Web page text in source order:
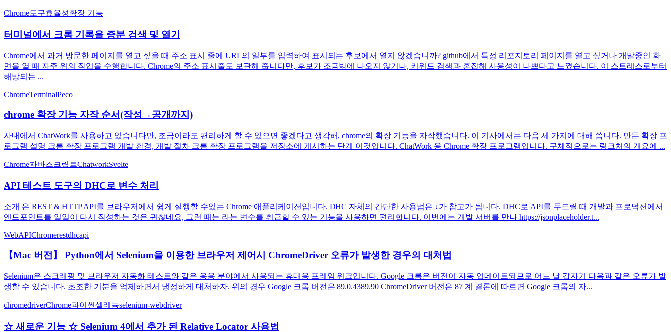
Chrome도구효율성확장 기능
터미널에서 크롬 기록을 증분 검색 및 열기
Chrome에서 과거 방문한 페이지를 열고 싶을 때 주소 표시 줄에 URL의 일부를 입력하여 표시되는 후보에서 열지 않겠습니까? github에서 특정 리포지토리 페이지를 열고 싶거나 개발중인 화
면을 열 때 자주 위의 작업을 수행합니다. Chrome의 주소 표시줄도 보관해 줍니다만, 후보가 조금밖에 나오지 않거나, 키워드 검색과 혼잡해 사용성이 나쁘다고 느꼈습니다. 이 스트레스로부터
해방되는 ...
ChromeTerminalPeco
chrome 확장 기능 자작 순서(작성→공개까지)
사내에서 ChatWork를 사용하고 있습니다만, 조금이라도 편리하게 할 수 있으면 좋겠다고 생각해, chrome의 확장 기능을 자작했습니다. 이 기사에서는 다음 세 가지에 대해 씁니다. 만든 확장 프
로그램 설명 크롬 확장 프로그램 개발 환경, 개발 절차 크롬 확장 프로그램을 저장소에 게시하는 단계 이것입니다. ChatWork 용 Chrome 확장 프로그램입니다. 구체적으로는 링크처의 개요에 ...
Chrome자바스크립트ChatworkSvelte
API 테스트 도구의 DHC로 변수 처리
소개 은 REST & HTTP API를 브라우저에서 쉽게 실행할 수있는 Chrome 애플리케이션입니다. DHC 자체의 간단한 사용법은 ↓가 참고가 됩니다. DHC로 API를 두드릴 때 개발과 프로덕션에서
엔드포인트를 일일이 다시 작성하는 것은 귀찮네요, 그런 때는 라는 변수를 취급할 수 있는 기능을 사용하면 편리합니다. 이번에는 개발 서버를 만나 https://jsonplaceholder.t...
WebAPIChromerestdhcapi
【Mac 버전】 Python에서 Selenium을 이용한 브라우저 제어시 ChromeDriver 오류가 발생한 경우의 대처법
Selenium은 스크래핑 및 브라우저 자동화 테스트와 같은 응용 분야에서 사용되는 휴대용 프레임 워크입니다. Google 크롬은 버전이 자동 업데이트되므로 어느 날 갑자기 다음과 같은 오류가 발
생할 수 있습니다. 초조한 기분을 억제하면서 냉정하게 대처하자. 위의 경우 Google 크롬 버전은 89.0.4389.90 ChromeDriver 버전은 87 계 결론에 따르면 Google 크롬의 자...
chromedriverChrome파이썬셀레늄selenium-webdriver
☆ 새로운 기능 ☆ Selenium 4에서 추가 된 Relative Locator 사용법